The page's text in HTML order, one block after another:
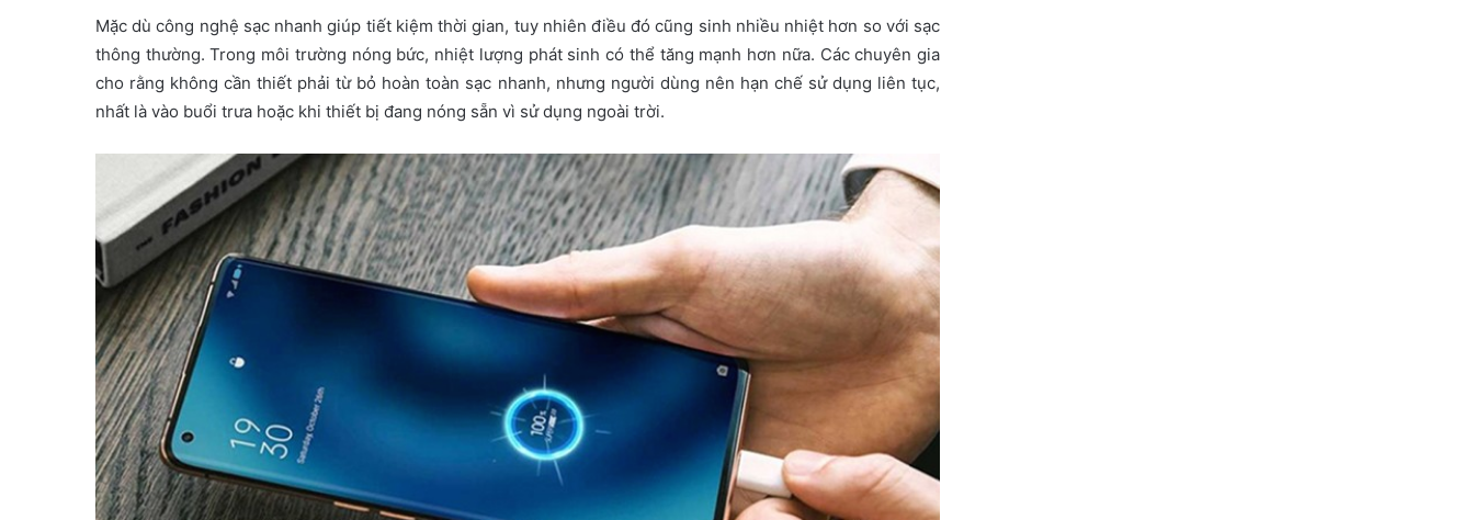
Mặc dù công nghệ sạc nhanh giúp tiết kiệm thời gian, tuy nhiên điều đó cũng sinh nhiều nhiệt hơn so với sạc
thông thường. Trong môi trường nóng bức, nhiệt lượng phát sinh có thể tăng mạnh hơn nữa. Các chuyên gia
cho rằng không cần thiết phải từ bỏ hoàn toàn sạc nhanh, nhưng người dùng nên hạn chế sử dụng liên tục,
nhất là vào buổi trưa hoặc khi thiết bị đang nóng sẵn vì sử dụng ngoài trời.